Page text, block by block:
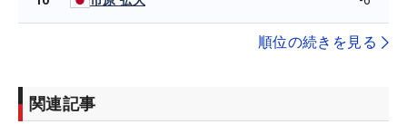
順位の続きを見る
関連記事